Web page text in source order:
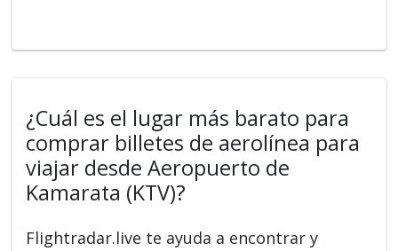
¿Cuál es el lugar más barato para
comprar billetes de aerolínea para
viajar desde Aeropuerto de
Kamarata (KTV)?
Flightradar.live te ayuda a encontrar y